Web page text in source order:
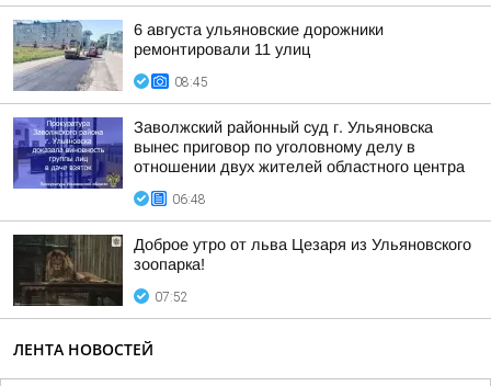
6 августа ульяновские дорожники
ремонтировали 11 улиц
08:45
Заволжский районный суд г. Ульяновска
вынес приговор по уголовному делу в
отношении двух жителей областного центра
06:48
Доброе утро от льва Цезаря из Ульяновского
зоопарка!
07:52
ЛЕНТА НОВОСТЕЙ